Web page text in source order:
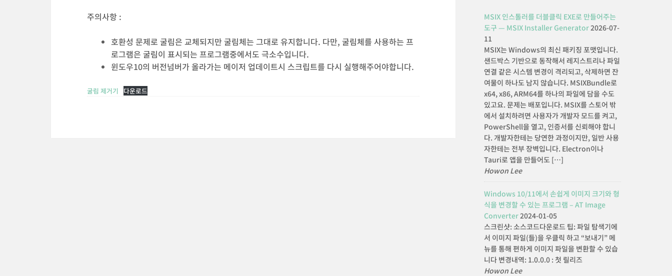
주의사항 :
호환성 문제로 굴림은 교체되지만 굴림체는 그대로 유지합니다. 다만, 굴림체를 사용하는 프
로그램은 굴림이 표시되는 프로그램중에서도 극소수입니다.
윈도우10의 버전넘버가 올라가는 메이저 업데이트시 스크립트를 다시 실행해주어야합니다.
굴림 제거기 다운로드
MSIX 인스톨러를 더블클릭 EXE로 만들어주는
도구 — MSIX Installer Generator2026-07-
11
MSIX는 Windows의 최신 패키징 포맷입니다.
샌드박스 기반으로 동작해서 레지스트리나 파일
연결 같은 시스템 변경이 격리되고, 삭제하면 잔
여물이 하나도 남지 않습니다. MSIXBundle로
x64, x86, ARM64를 하나의 파일에 담을 수도
있고요. 문제는 배포입니다. MSIX를 스토어 밖
에서 설치하려면 사용자가 개발자 모드를 켜고,
PowerShell을 열고, 인증서를 신뢰해야 합니
다. 개발자한테는 당연한 과정이지만, 일반 사용
자한테는 전부 장벽입니다. Electron이나
Tauri로 앱을 만들어도 […]
Howon Lee
Windows 10/11에서 손쉽게 이미지 크기와 형
식을 변경할 수 있는 프로그램 – AT Image
Converter2024-01-05
스크린샷: 소스코드다운로드 팁: 파일 탐색기에
서 이미지 파일(들)을 우클릭 하고 “보내기” 메
뉴를 통해 편하게 이미지 파일을 변환할 수 있습
니다 변경내역: 1.0.0.0 : 첫 릴리즈
Howon Lee